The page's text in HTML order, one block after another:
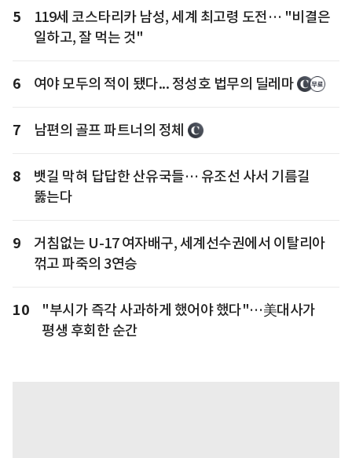
5
119세 코스타리카 남성, 세계 최고령 도전… "비결은
일하고, 잘 먹는 것"
6 여야 모두의 적이 됐다... 정성호 법무의 딜레마
7 남편의 골프 파트너의 정체
8
뱃길 막혀 답답한 산유국들… 유조선 사서 기름길
뚫는다
9
거침없는 U-17 여자배구, 세계선수권에서 이탈리아
꺾고 파죽의 3연승
10
"부시가 즉각 사과하게 했어야 했다"…美대사가
평생 후회한 순간